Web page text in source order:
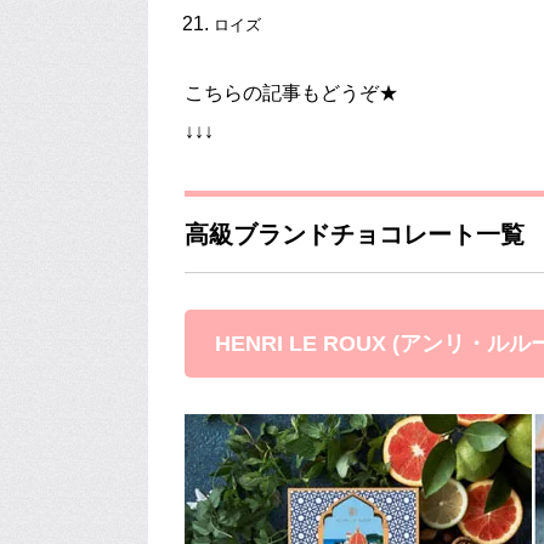
ロイズ
こちらの記事もどうぞ★
↓↓↓
高級ブランドチョコレート一覧
HENRI LE ROUX (アンリ・ルル